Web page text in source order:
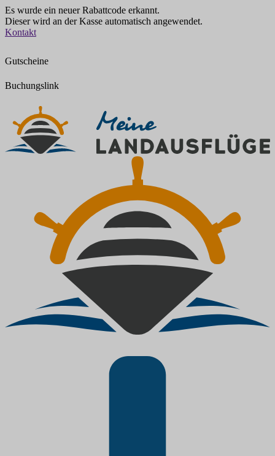
Es wurde ein neuer Rabattcode erkannt.
Dieser wird an der Kasse automatisch angewendet.
Zum
Kontakt
Gutscheine
Buchungslink